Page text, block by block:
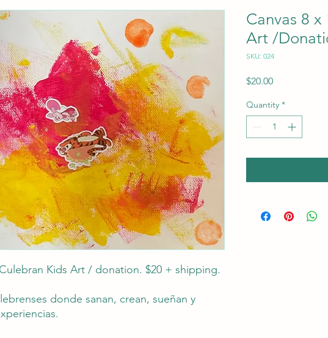
Kids Art / donation. $20 + shipping.
donde sanan, crean, sueñan y
Canvas 8
Art /
SKU: 024
$20.00Price
Quantity *